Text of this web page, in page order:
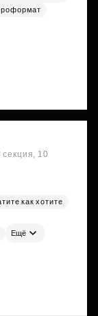
10
как хотите
Ещё